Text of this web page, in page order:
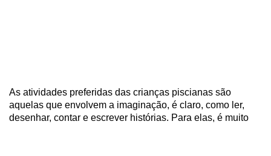
As atividades preferidas das crianças piscianas são
aquelas que envolvem a imaginação, é claro, como ler,
desenhar, contar e escrever histórias. Para elas, é muito